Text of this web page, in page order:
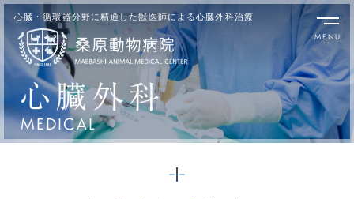
心臓・循環器分野に精通した獣医師による心臓外科治療
MEDICAL